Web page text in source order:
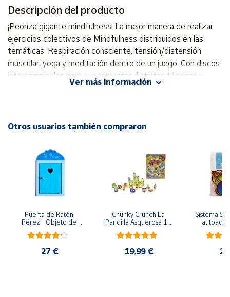
vendedores
Hazte
vendedor
Área
vendedor
cliente
Ubicación
Península
Canarias,
Ceuta y
Descripción del producto
¡Peonza gigante mindfulness! La mejor manera de realizar
ejercicios colectivos de Mindfulness distribuidos en las
temáticas: Respiración consciente, tensión/distensión
muscular, yoga y meditación dentro de un juego. Con discos
intercambiables para experimentar distintas técnicas y
juegos que beneficiarán la salud mental y física de los niños.
EAN: 8413082318987
Ver más información
Otros usuarios también compraron
Puerta de Ratón
Pérez - Objeto de
madera
27 €
Chunky Crunch La
Pandilla Asquerosa 16
piezas
19,99 €
Sistema